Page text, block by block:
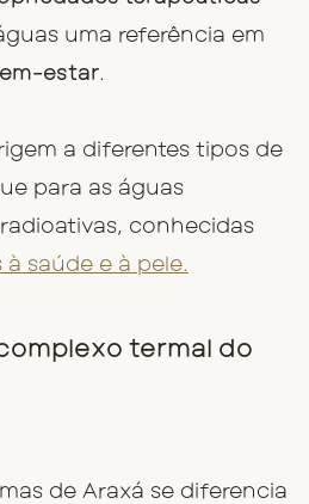
uma referência em
estar.
a diferentes tipos de
para as águas
conhecidas
saúde e à pele.
termal do
de Araxá se diferencia